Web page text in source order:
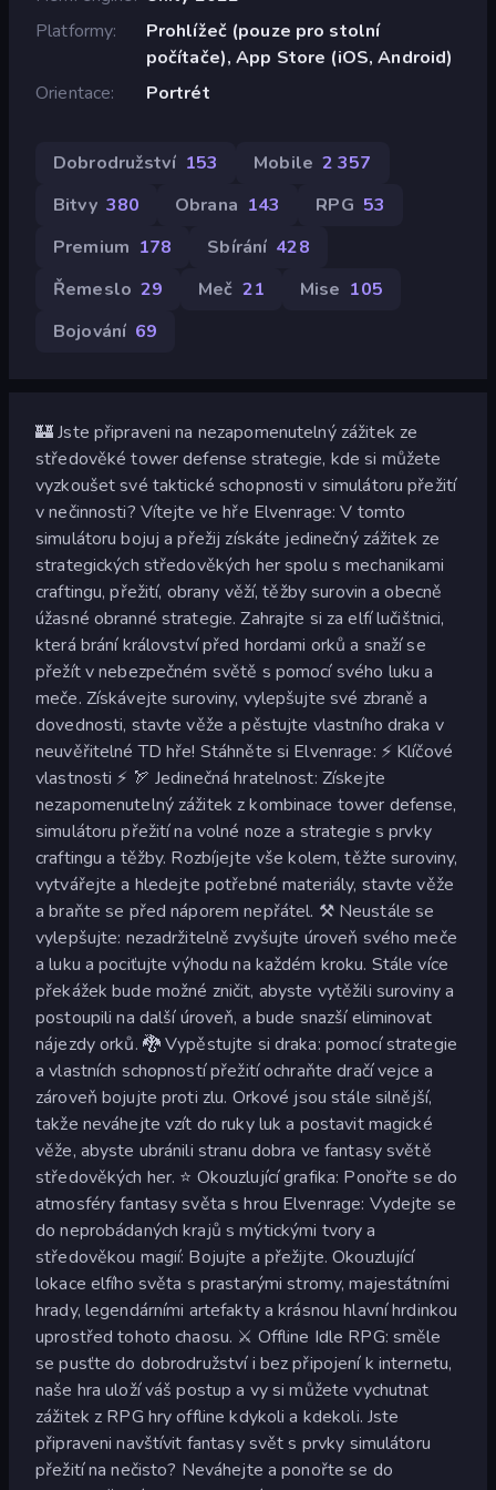
Platformy
Prohlížeč (pouze pro stolní
počítače), App Store (iOS, Android)
Orientace
Portrét
Dobrodružství 153 Mobile 2 357
Bitvy 380 Obrana 143 RPG 53
Premium 178 Sbírání 428
Řemeslo 29 Meč 21 Mise 105
Bojování 69
🏰 Jste připraveni na nezapomenutelný zážitek ze
středověké tower defense strategie, kde si můžete
vyzkoušet své taktické schopnosti v simulátoru přežití
v nečinnosti? Vítejte ve hře Elvenrage: V tomto
simulátoru bojuj a přežij získáte jedinečný zážitek ze
strategických středověkých her spolu s mechanikami
craftingu, přežití, obrany věží, těžby surovin a obecně
úžasné obranné strategie. Zahrajte si za elfí lučištnici,
která brání království před hordami orků a snaží se
přežít v nebezpečném světě s pomocí svého luku a
meče. Získávejte suroviny, vylepšujte své zbraně a
dovednosti, stavte věže a pěstujte vlastního draka v
neuvěřitelné TD hře! Stáhněte si Elvenrage: ⚡ Klíčové
vlastnosti ⚡ 🏹 Jedinečná hratelnost: Získejte
nezapomenutelný zážitek z kombinace tower defense,
simulátoru přežití na volné noze a strategie s prvky
craftingu a těžby. Rozbíjejte vše kolem, těžte suroviny,
vytvářejte a hledejte potřebné materiály, stavte věže
a braňte se před náporem nepřátel. ⚒️ Neustále se
vylepšujte: nezadržitelně zvyšujte úroveň svého meče
a luku a pociťujte výhodu na každém kroku. Stále více
překážek bude možné zničit, abyste vytěžili suroviny a
postoupili na další úroveň, a bude snazší eliminovat
nájezdy orků. 🐉 Vypěstujte si draka: pomocí strategie
a vlastních schopností přežití ochraňte dračí vejce a
zároveň bojujte proti zlu. Orkové jsou stále silnější,
takže neváhejte vzít do ruky luk a postavit magické
věže, abyste ubránili stranu dobra ve fantasy světě
středověkých her. ⭐ Okouzlující grafika: Ponořte se do
atmosféry fantasy světa s hrou Elvenrage: Vydejte se
do neprobádaných krajů s mýtickými tvory a
středověkou magií: Bojujte a přežijte. Okouzlující
lokace elfího světa s prastarými stromy, majestátními
hrady, legendárními artefakty a krásnou hlavní hrdinkou
uprostřed tohoto chaosu. ⚔️ Offline Idle RPG: směle
se pusťte do dobrodružství i bez připojení k internetu,
naše hra uloží váš postup a vy si můžete vychutnat
zážitek z RPG hry offline kdykoli a kdekoli. Jste
připraveni navštívit fantasy svět s prvky simulátoru
přežití na nečisto? Neváhejte a ponořte se do